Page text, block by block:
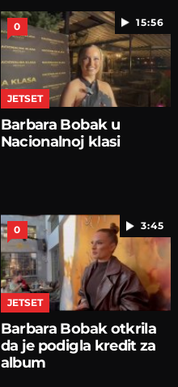
15:56
0
JETSET
Barbara Bobak u
Nacionalnoj klasi
3:45
0
JETSET
Barbara Bobak otkrila
da je podigla kredit za
album